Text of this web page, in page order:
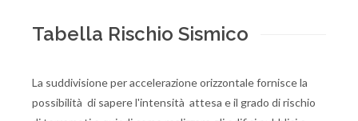
Tabella Rischio Sismico
La suddivisione per accelerazione orizzontale fornisce la
possibilità di sapere l'intensità attesa e il grado di rischio